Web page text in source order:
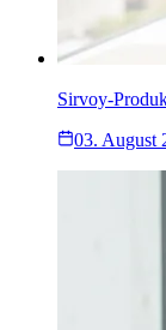
Sirvoy-
03. August